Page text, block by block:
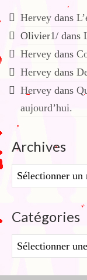
Hervey dans
Olivier1/ dans
Hervey dans
Hervey dans
Hervey dans
aujourd’hui.
Archives
Archives
Catégories
Catégories